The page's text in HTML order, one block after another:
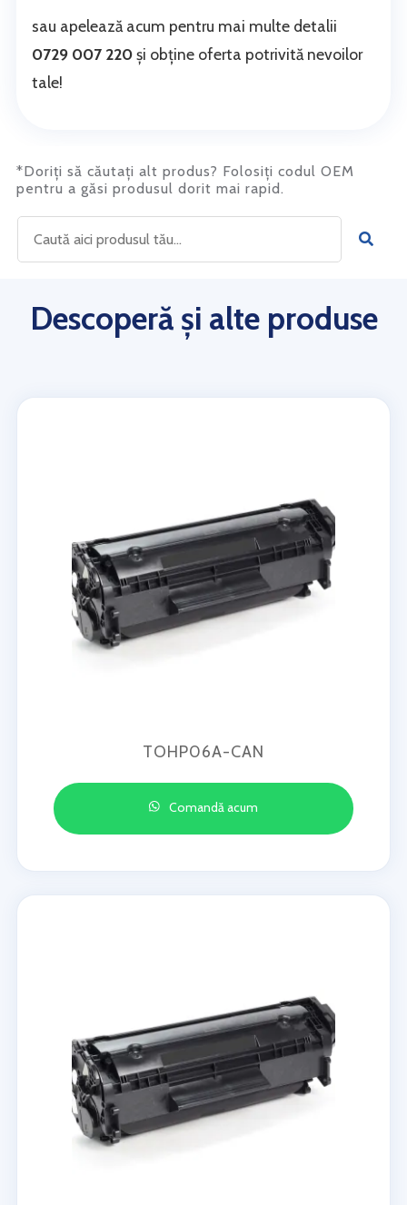
sau apelează acum pentru mai multe detalii
0729 007 220și obține oferta potrivită nevoilor
tale!
*Doriți să căutați alt produs? Folosiți codul OEM
pentru a găsi produsul dorit mai rapid.
Descoperă și alte produse
TOHP06A-CAN
Comandă acum